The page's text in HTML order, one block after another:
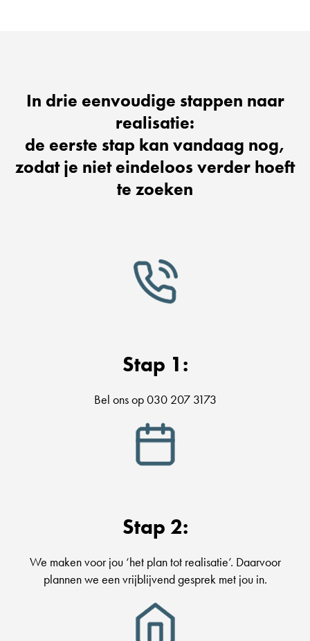
In drie eenvoudige stappen naar
realisatie:
de eerste stap kan vandaag nog,
zodat je niet eindeloos verder hoeft
te zoeken
Stap 1:
Bel ons op 030 207 3173
Stap 2:
We maken voor jou ‘het plan tot realisatie’. Daarvoor
plannen we een vrijblijvend gesprek met jou in.